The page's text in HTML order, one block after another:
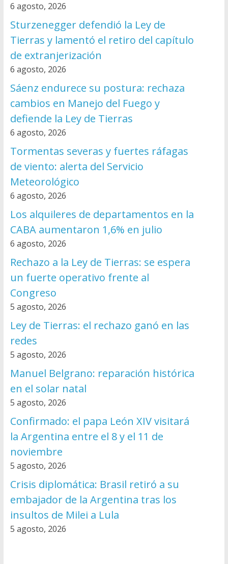
6 agosto, 2026
Sturzenegger defendió la Ley de
Tierras y lamentó el retiro del capítulo
de extranjerización
6 agosto, 2026
Sáenz endurece su postura: rechaza
cambios en Manejo del Fuego y
defiende la Ley de Tierras
6 agosto, 2026
Tormentas severas y fuertes ráfagas
de viento: alerta del Servicio
Meteorológico
6 agosto, 2026
Los alquileres de departamentos en la
CABA aumentaron 1,6% en julio
6 agosto, 2026
Rechazo a la Ley de Tierras: se espera
un fuerte operativo frente al
Congreso
5 agosto, 2026
Ley de Tierras: el rechazo ganó en las
redes
5 agosto, 2026
Manuel Belgrano: reparación histórica
en el solar natal
5 agosto, 2026
Confirmado: el papa León XIV visitará
la Argentina entre el 8 y el 11 de
noviembre
5 agosto, 2026
Crisis diplomática: Brasil retiró a su
embajador de la Argentina tras los
insultos de Milei a Lula
5 agosto, 2026